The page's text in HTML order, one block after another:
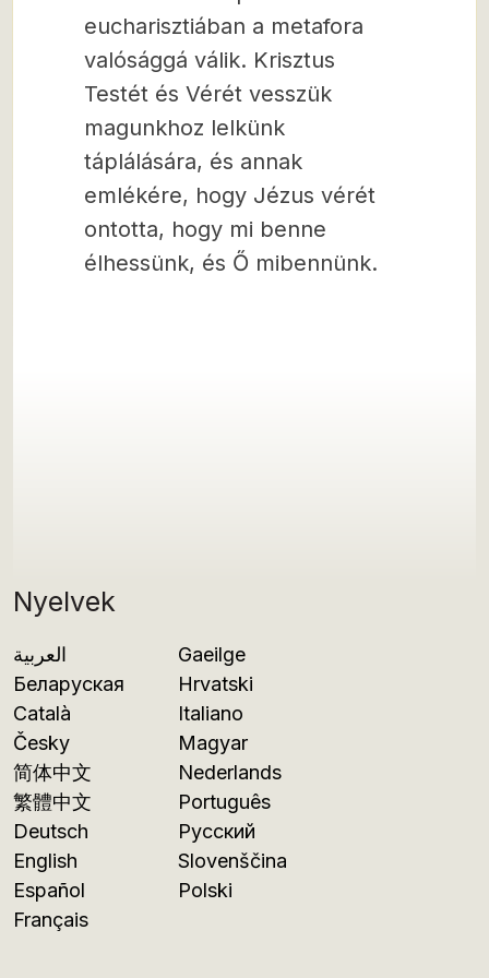
Nyelvek
العربية
Беларуская
Català
Česky
简体中文
繁體中文
Deutsch
English
Español
Français
Gaeilge
Hrvatski
Italiano
Magyar
Nederlands
Português
Русский
Slovenščina
Polski
eucharisztiában a metafora
valósággá válik. Krisztus
Testét és Vérét vesszük
magunkhoz lelkünk
táplálására, és annak
emlékére, hogy Jézus vérét
ontotta, hogy mi benne
élhessünk, és Ő mibennünk.